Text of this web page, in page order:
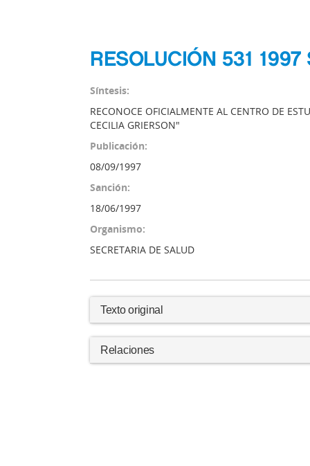
RESOLUCIÓN 531
Síntesis:
RECONOCE OFICIALMENTE AL CENTRO DE
CECILIA GRIERSON"
Publicación:
08/09/1997
Sanción:
18/06/1997
Organismo:
SECRETARIA DE SALUD
Texto original
Relaciones